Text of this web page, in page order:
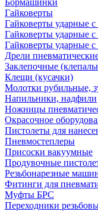
Бормашинки
Гайковерты
Гайковерты ударные с
Гайковерты ударные с
Гайковерты ударные с
Дрели
Заклепочные
Клещи (кусачки)
Молотки рубильные,
Напильники, надфили
Ножницы
Окрасочное
Пистолеты для
Пневмостеплеры
Присоски вакуумные
Продувочные
Резьбонарезные
Фитинги для
Муфты БРС
Переходники